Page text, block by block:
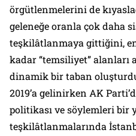
örgütlenmelerini de
geleneğe oranla çok daha
teşkilâtlanmaya gittiğini,
kadar “temsiliyet” alanları
dinamik bir taban
2019’a gelinirken AK
politikası ve söylemleri bir
teşkilâtlanmalarında